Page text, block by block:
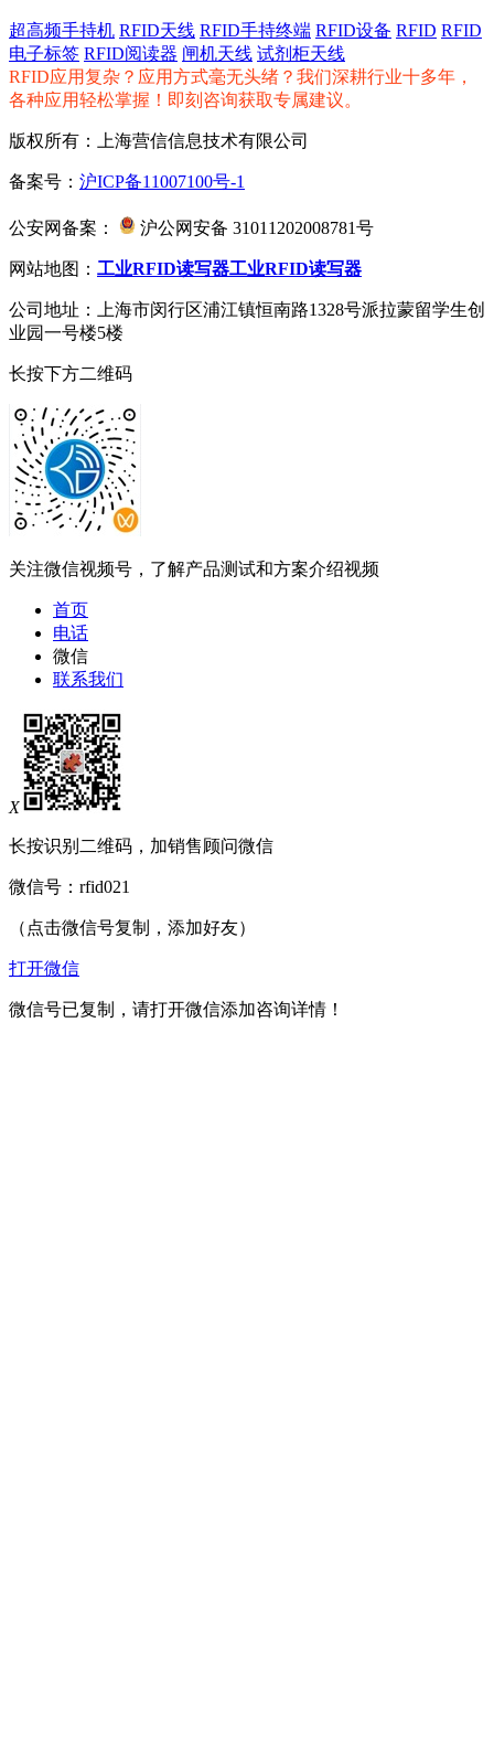
超高频手持机 RFID天线 RFID手持终端 RFID设备 RFID RFID
电子标签 RFID阅读器 闸机天线 试剂柜天线
RFID应用复杂？应用方式毫无头绪？我们深耕行业十多年，
各种应用轻松掌握！即刻咨询获取专属建议。
版权所有：上海营信信息技术有限公司
备案号： 沪ICP备11007100号-1
公安网备案： 沪公网安备 31011202008781号
网站地图： 工业RFID读写器工业RFID读写器
公司地址：上海市闵行区浦江镇恒南路1328号派拉蒙留学生创
业园一号楼5楼
长按下方二维码
关注微信视频号，了解产品测试和方案介绍视频
首页
电话
微信
联系我们
X
长按识别二维码，加销售顾问微信
微信号： rfid021
（点击微信号复制，添加好友）
打开微信
微信号已复制，请打开微信添加咨询详情！